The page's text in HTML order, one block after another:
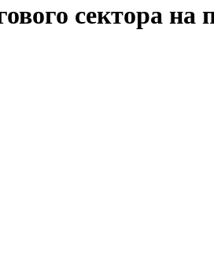
сектора на